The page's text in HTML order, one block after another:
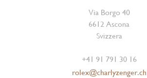
Via Borgo 40
6612 Ascona
Svizzera
+41 91 791 30 16
rolex@charlyzenger.ch